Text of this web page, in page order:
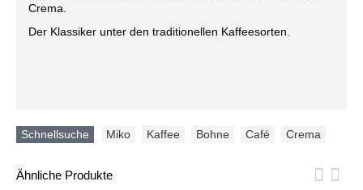
Crema.
Der Klassiker unter den traditionellen Kaffeesorten.
Schnellsuche Miko Kaffee Bohne Café Crema
Ähnliche Produkte